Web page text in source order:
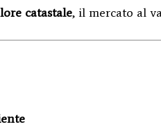
catastale, il mercato al